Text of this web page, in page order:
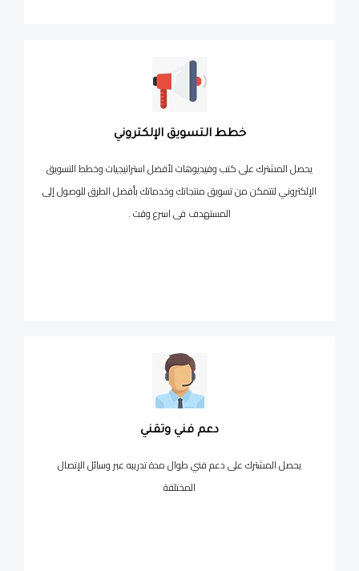
خطط التسويق الإلكتروني
يحصل المشترك على كتب وفيديوهات لأفضل استراتيجيات وخطط التسويق
الإلكتروني لتتمكن من تسويق منتجاتك وخدماتك بأفضل الطرق للوصول إلى
المستهدف فى اسرع وقت .
دعم فني وتقني
يحصل المشترك على دعم فني طوال مدة تدريبه عبر وسائل الإتصال
المختلفة